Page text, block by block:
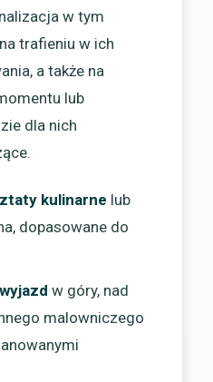
w tym
trafieniu w ich
a także na
lub
dla nich
kulinarne lub
dopasowane do
w góry, nad
malowniczego